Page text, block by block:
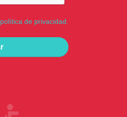
política de privacidad.